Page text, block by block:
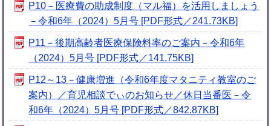
P10－医療費の助成制度（マル福）を活用しましょう
－令和6年（2024）5月号 [PDF形式／241.73KB]
P11－後期高齢者医療保険料率のご案内－令和6年
（2024）5月号 [PDF形式／141.75KB]
P12～13－健康増進（令和6年度マタニティ教室のご
案内）／育児相談でぃのお知らせ／休日当番医－令
和6年（2024）5月号 [PDF形式／842.87KB]